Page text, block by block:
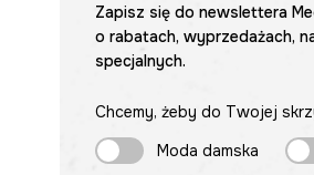
Zapisz się do newslettera
o rabatach, wyprzedażach,
specjalnych.
Chcemy, żeby do Twojej
Moda damska